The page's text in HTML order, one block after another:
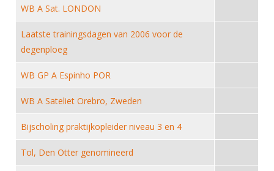
Website
Handleiding
Historie
Organisatie
Bestuur
Commissies
Ereleden
Leden van Verdiensten
Vacatures
Bondsbureau
Inschrijven
Reglementen
Schermpaspoort
Rolstoelschermen
Wedstrijdkalender
FBT
SBT
Atletencommissie
Internationale Titeltoernooien
Internationale aanmeldingen
Brassardsysteem
Voor coaches en leraren
Nieuws
Nationale opleidingen
Opleidingen
Leraar
Nieuws
NK organiseren
WB A Sat. LONDON
Laatste trainingsdagen van 2006 voor de
degenploeg
WB GP A Espinho POR
WB A Sateliet Orebro, Zweden
Bijscholing praktijkopleider niveau 3 en 4
Tol, Den Otter genomineerd